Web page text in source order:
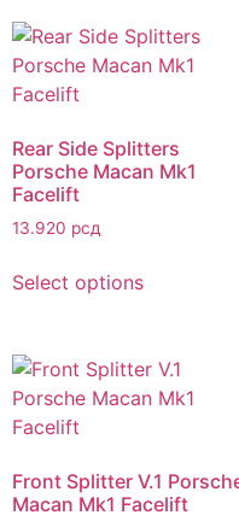
Rear Side Splitters
Porsche Macan Mk1
Facelift
13.920 рсд
Select options
Front Splitter V.1
Macan Mk1 Facelift